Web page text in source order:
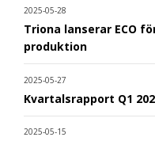
2025-05-28
Triona lanserar ECO
produktion
2025-05-27
Kvartalsrapport Q1
2025-05-15